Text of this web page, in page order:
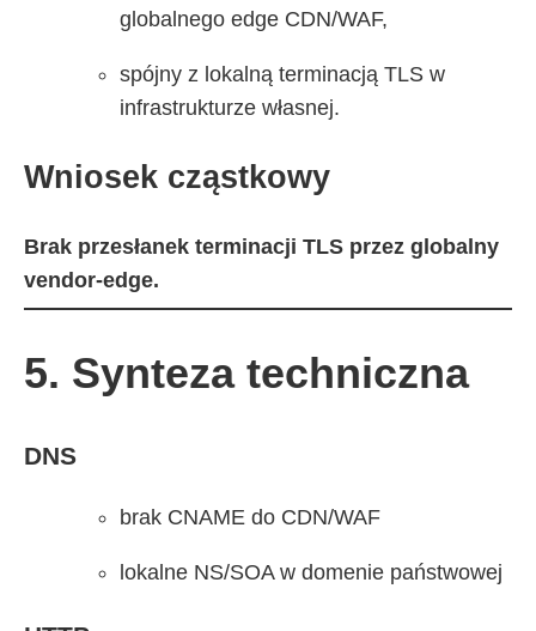
globalnego edge CDN/WAF,
spójny z lokalną terminacją TLS w
infrastrukturze własnej.
Wniosek cząstkowy
Brak przesłanek terminacji TLS przez globalny
vendor-edge.
5. Synteza techniczna
DNS
brak CNAME do CDN/WAF
lokalne NS/SOA w domenie państwowej